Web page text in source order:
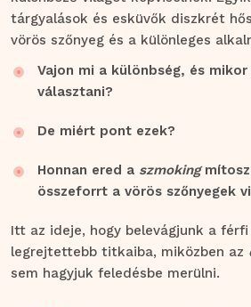
tárgyalások és esküvők diszkrét
vörös szőnyeg és a különleges
Vajon mi a különbség, és
választani?
De miért pont ezek?
Honnan ered a szmoking
összeforrt a vörös szőnyegek
Itt az ideje, hogy belevágjunk a
legrejtettebb titkaiba, miközben az
sem hagyjuk feledésbe merülni.